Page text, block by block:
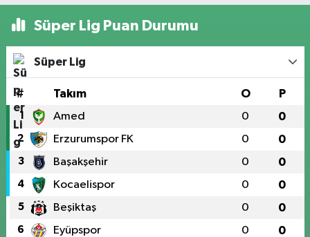
Süper Lig Puan Durumu
Süper Lig
# Takım O P
1 Amed 0 0
2 Erzurumspor FK 0 0
3 Başakşehir 0 0
4 Kocaelispor 0 0
5 Beşiktaş 0 0
6 Eyüpspor 0 0